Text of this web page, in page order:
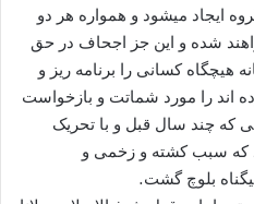
ایجاد میشود و همواره هر دو
شده و این جز اجحاف در حق
هیچگاه کسانی را برنامه ریز و
اند را مورد شماتت و بازخواست
که چند سال قبل و با تحریک
که سبب کشته و زخمی و
بلوچ گشت.